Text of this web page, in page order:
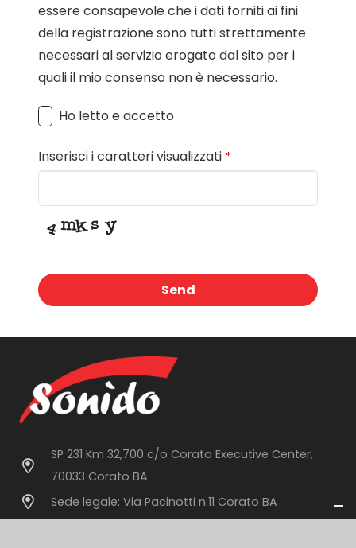
essere consapevole che i dati forniti ai fini
della registrazione sono tutti strettamente
necessari al servizio erogato dal sito per i
quali il mio consenso non è necessario.
Ho letto e accetto
Inserisci i caratteri visualizzati *
Send
should
be
left
SP 231 Km 32,700 c/o Corato Executive Center,
70033 Corato BA
Sede legale: Via Pacinotti n.11 Corato BA